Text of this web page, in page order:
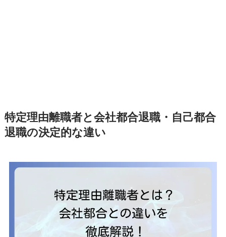
特定理由離職者と会社都合退職・自己都合
退職の決定的な違い